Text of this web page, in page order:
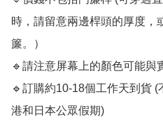
時，請留意兩邊桿頭的厚度，
簾。）
🔹請注意屏幕上的顏色可能與
🔹訂購約10-18個工作天到貨
港和日本公眾假期) ﻿